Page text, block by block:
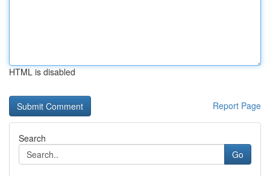
HTML is disabled
Report Page
Search
Go